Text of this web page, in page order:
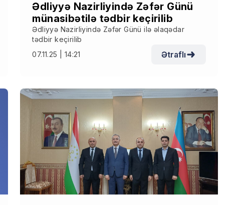
Ədliyyə Nazirliyində Zəfər Günü
münasibətilə tədbir keçirilib
Ədliyyə Nazirliyində Zəfər Günü ilə əlaqədar
tədbir keçirilib
07.11.25 | 14:21
Ətraflı